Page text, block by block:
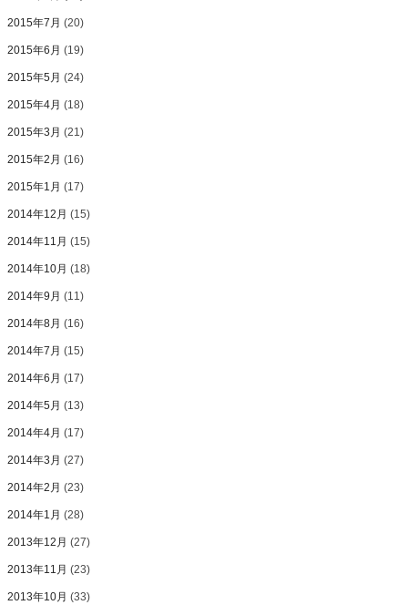
2015年7月 (20)
2015年6月 (19)
2015年5月 (24)
2015年4月 (18)
2015年3月 (21)
2015年2月 (16)
2015年1月 (17)
2014年12月 (15)
2014年11月 (15)
2014年10月 (18)
2014年9月 (11)
2014年8月 (16)
2014年7月 (15)
2014年6月 (17)
2014年5月 (13)
2014年4月 (17)
2014年3月 (27)
2014年2月 (23)
2014年1月 (28)
2013年12月 (27)
2013年11月 (23)
2013年10月 (33)